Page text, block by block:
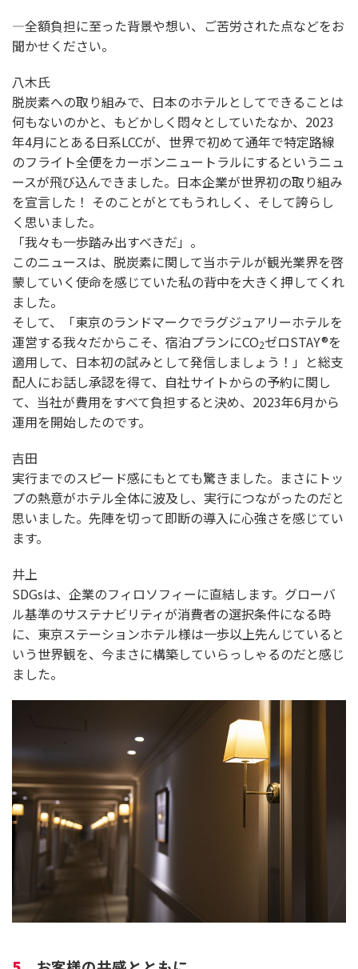
―全額負担に至った背景や想い、ご苦労された点などをお
聞かせください。
八木氏
脱炭素への取り組みで、日本のホテルとしてできることは
何もないのかと、もどかしく悶々としていたなか、2023
年4月にとある日系LCCが、世界で初めて通年で特定路線
のフライト全便をカーボンニュートラルにするというニュ
ースが飛び込んできました。日本企業が世界初の取り組み
を宣言した！ そのことがとてもうれしく、そして誇らし
く思いました。
「我々も一歩踏み出すべきだ」。
このニュースは、脱炭素に関して当ホテルが観光業界を啓
蒙していく使命を感じていた私の背中を大きく押してくれ
ました。
そして、「東京のランドマークでラグジュアリーホテルを
運営する我々だからこそ、宿泊プランにCO2ゼロSTAY®を
適用して、日本初の試みとして発信しましょう！」と総支
配人にお話し承認を得て、自社サイトからの予約に関し
て、当社が費用をすべて負担すると決め、2023年6月から
運用を開始したのです。
吉田
実行までのスピード感にもとても驚きました。まさにトッ
プの熱意がホテル全体に波及し、実行につながったのだと
思いました。先陣を切って即断の導入に心強さを感じてい
ます。
井上
SDGsは、企業のフィロソフィーに直結します。グローバ
ル基準のサステナビリティが消費者の選択条件になる時
に、東京ステーションホテル様は一歩以上先んじていると
いう世界観を、今まさに構築していらっしゃるのだと感じ
ました。